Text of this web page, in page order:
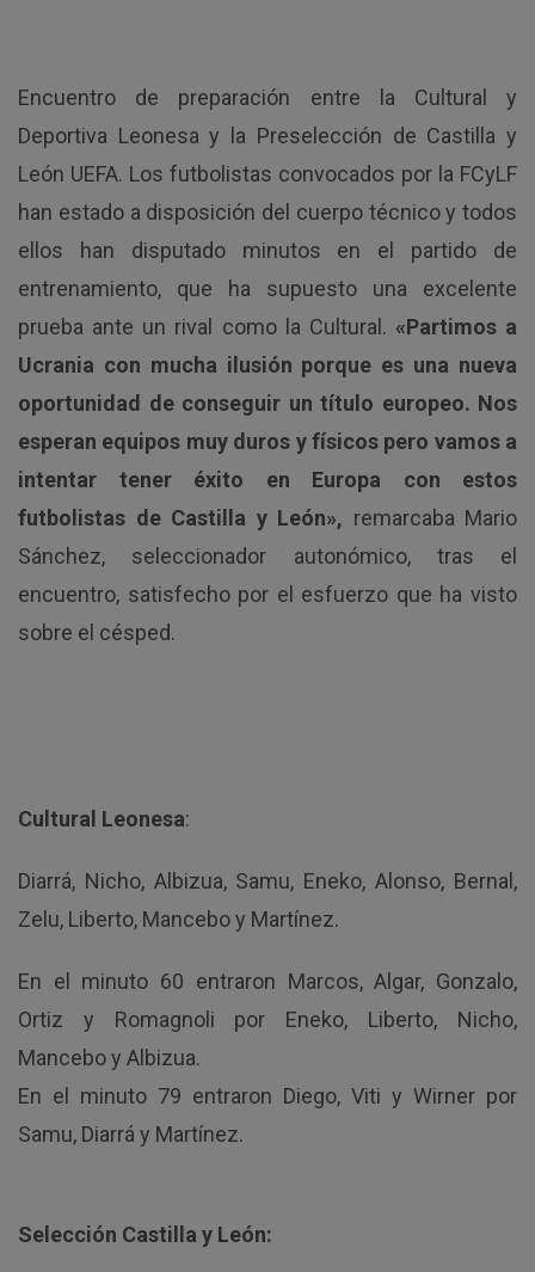
Encuentro de preparación entre la Cultural y
Deportiva Leonesa y la Preselección de Castilla y
León UEFA. Los futbolistas convocados por la FCyLF
han estado a disposición del cuerpo técnico y todos
ellos han disputado minutos en el partido de
entrenamiento, que ha supuesto una excelente
prueba ante un rival como la Cultural. «Partimos a
Ucrania con mucha ilusión porque es una nueva
oportunidad de conseguir un título europeo. Nos
esperan equipos muy duros y físicos pero vamos a
intentar tener éxito en Europa con estos
futbolistas de Castilla y León», remarcaba Mario
Sánchez, seleccionador autonómico, tras el
encuentro, satisfecho por el esfuerzo que ha visto
sobre el césped.
Cultural Leonesa:
Diarrá, Nicho, Albizua, Samu, Eneko, Alonso, Bernal,
Zelu, Liberto, Mancebo y Martínez.
En el minuto 60 entraron Marcos, Algar, Gonzalo,
Ortiz y Romagnoli por Eneko, Liberto, Nicho,
Mancebo y Albizua.
En el minuto 79 entraron Diego, Viti y Wirner por
Samu, Diarrá y Martínez.
Selección Castilla y León: